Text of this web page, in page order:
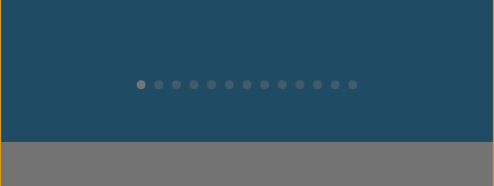
1Current Item
2 3 4 5 6 7 8 9 10 11 12 13